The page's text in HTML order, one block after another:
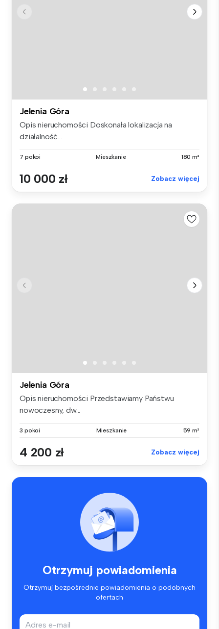
Jelenia Góra
Opis nieruchomości Doskonała lokalizacja na
działalność...
7 pokoi Mieszkanie 180 m²
10 000 zł Zobacz więcej
Jelenia Góra
Opis nieruchomości Przedstawiamy Państwu
nowoczesny, dw...
3 pokoi Mieszkanie 59 m²
4 200 zł Zobacz więcej
Otrzymuj powiadomienia
Otrzymuj bezpośrednie powiadomienia o podobnych
ofertach